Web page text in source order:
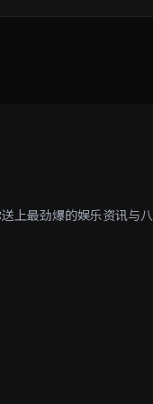
上最劲爆的娱乐资讯与